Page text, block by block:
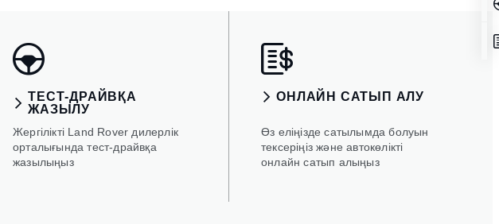
ТЕСТ-ДРАЙВҚА
ЖАЗЫЛУ
Жергілікті Land Rover дилерлік
орталығында тест-драйвқа
жазылыңыз
ОНЛАЙН САТЫП АЛУ
Өз еліңізде сатылымда болуын
тексеріңіз және автокөлікті
онлайн сатып алыңыз